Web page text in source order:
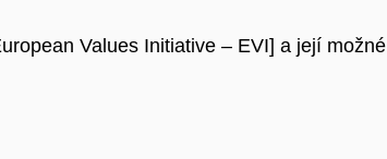
Values Initiative – EVI] a její možné